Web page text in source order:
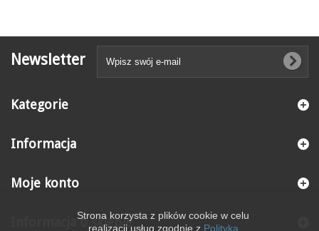
Newsletter
Kategorie
Informacja
Moje konto
Informacja o sklepieStrona korzysta z plików cookie w celu
realizacji usług zgodnie z Polityką